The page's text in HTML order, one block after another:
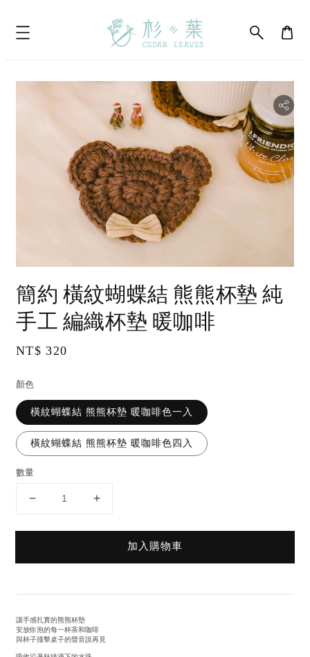
簡約 橫紋蝴蝶結 熊熊杯墊 純
手工 編織杯墊 暖咖啡
Regular
NT$ 320
顏色
橫紋蝴蝶結 熊熊杯墊 暖咖啡色一入
橫紋蝴蝶結 熊熊杯墊 暖咖啡色四入
數量
加入購物車
讓手感扎實的熊熊杯墊
安放你泡的每一杯茶和咖啡
與杯子撞擊桌子的聲音說再見